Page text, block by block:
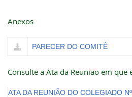
Anexos
PARECER DO COMITÊ
Consulte a Ata da Reunião em
ATA DA REUNIÃO DO COLEGIADO